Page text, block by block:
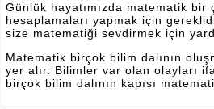
Günlük hayatımızda matematik bir
hesaplamaları yapmak için
size matematiği sevdirmek için
Matematik birçok bilim dalının
yer alır. Bilimler var olan olayları
birçok bilim dalının kapısı